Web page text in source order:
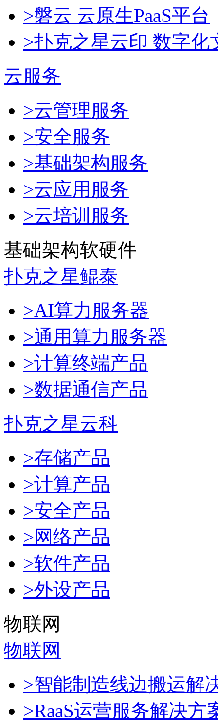
>磐云 云原生PaaS平台
>扑克之星云印 数字化
云服务
>云管理服务
>安全服务
>基础架构服务
>云应用服务
>云培训服务
基础架构软硬件
扑克之星鲲泰
>AI算力服务器
>通用算力服务器
>计算终端产品
>数据通信产品
扑克之星云科
>存储产品
>计算产品
>安全产品
>网络产品
>软件产品
>外设产品
物联网
物联网
>智能制造线边搬运解
>RaaS运营服务解决方